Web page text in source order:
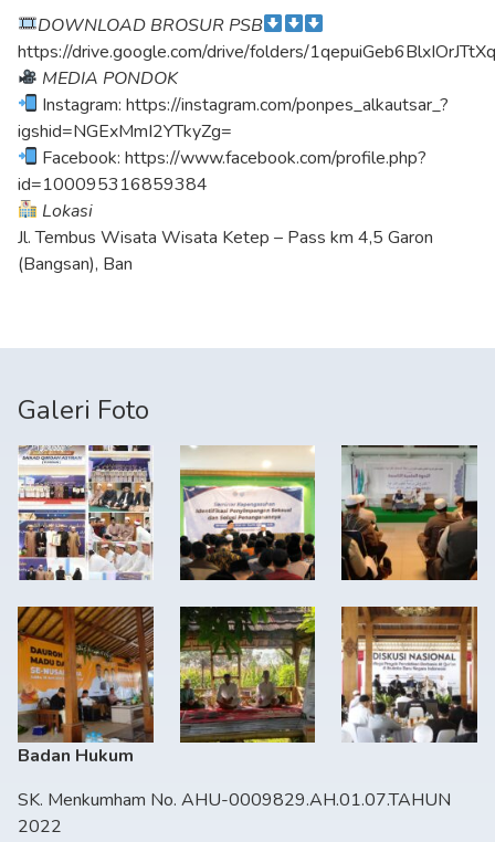
DOWNLOAD BROSUR PSB
https://drive.google.com/drive/folders/
MEDIA PONDOK
Instagram: https://instagram.com/ponpes_alkautsar_?
igshid=NGExMmI2YTkyZg=
Facebook: https://www.facebook.com/profile.php?
id=100095316859384
Lokasi
Jl. Tembus Wisata Wisata Ketep – Pass km 4,5 Garon
(Bangsan), Ban
Galeri Foto
Badan Hukum
SK. Menkumham No. AHU-0009829.AH.01.07.TAHUN
2022